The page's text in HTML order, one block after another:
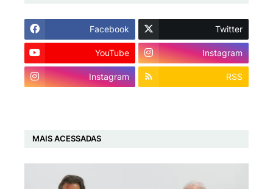
Facebook Twitter
YouTube Instagram
Instagram RSS
MAIS ACESSADAS